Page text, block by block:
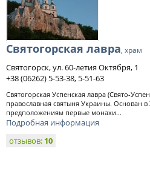
Святогорская лавра, храм
Святогорск, ул. 60-летия Октября, 1
+38 (06262) 5-53-38, 5-51-63
Святогорская Успенская лавра (Свято-
православная святыня Украины. Основан
предположениям первые монахи...
Подробная информация
отзывов: 10